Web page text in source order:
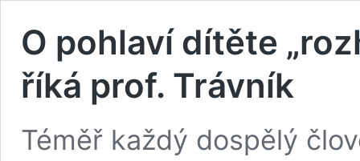
O pohlaví dítěte
říká prof. Trávník
Téměř každý dospělý